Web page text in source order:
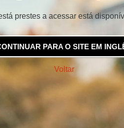
prestes a acessar está
PARA O SITE EM
Voltar